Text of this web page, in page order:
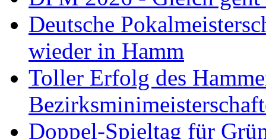
Deutsche
wieder in Hamm
Toller Erfolg des
Doppel-Spieltag für